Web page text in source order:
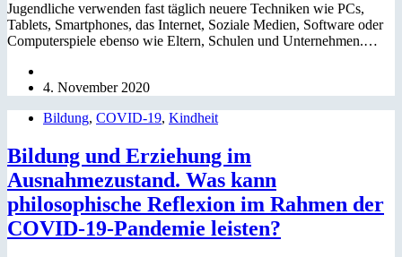
Jugendliche verwenden fast täglich neuere Techniken wie PCs,
Tablets, Smartphones, das Internet, Soziale Medien, Software oder
Computerspiele ebenso wie Eltern, Schulen und Unternehmen.…
4. November 2020
Bildung, COVID-19, Kindheit
Bildung und Erziehung im
Ausnahmezustand. Was kann
philosophische Reflexion im Rahmen der
COVID-19-Pandemie leisten?